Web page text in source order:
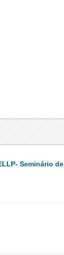
Seminário de